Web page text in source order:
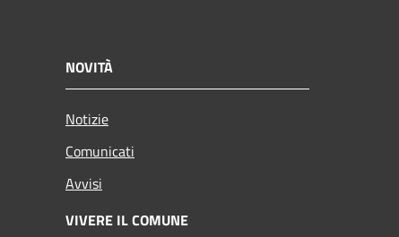
NOVITÀ
Notizie
Comunicati
Avvisi
VIVERE IL COMUNE